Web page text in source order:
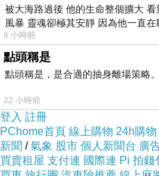
相撲選手看起來相當壯
最特別的是，這裡還有
約熱內盧的地標──基督
一起共進美味的龍蝦
在是太幸福啦
被大海路過後 他的生命整個擴大
風暴 靈魂卻極其安靜 因為他一直
8 小時前
點頭稱是
點頭稱是，是合適的抽身離場策略。
22 小時前
登入 註冊
PChome首頁 線上購物 24h購物
新聞 /氣象 股市 個人新聞台 廣
買賣租屋 支付連 國際連 Pi 拍錢